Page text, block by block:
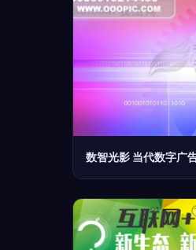
数智光影 当代数字广